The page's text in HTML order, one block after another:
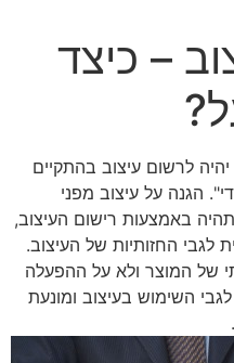
– כיצד
לרשום עיצוב בהתקיים
הגנה על עיצוב מפני
באמצעות רישום העיצוב,
לגבי החזותיות של העיצוב.
של המוצר ולא על ההפעלה
השימוש בעיצוב ומונעת